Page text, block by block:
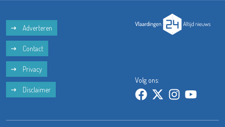
Adverteren
Contact
Privacy
Disclaimer
Volg ons: